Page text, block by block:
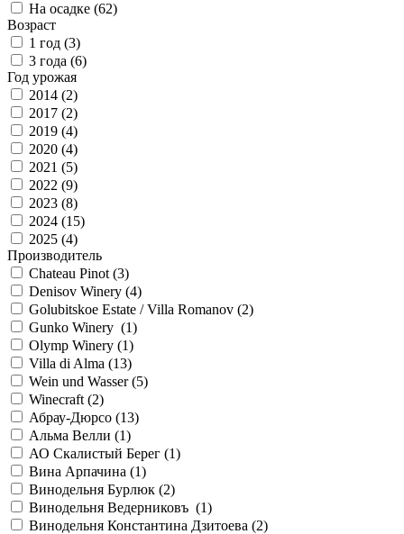
На осадке (62)
Возраст
1 год (3)
3 года (6)
Год урожая
2014 (2)
2017 (2)
2019 (4)
2020 (4)
2021 (5)
2022 (9)
2023 (8)
2024 (15)
2025 (4)
Производитель
Chateau Pinot (3)
Denisov Winery (4)
Golubitskoe Estate / Villa Romanov (2)
Gunko Winery (1)
Olymp Winery (1)
Villa di Alma (13)
Wein und Wasser (5)
Winecraft (2)
Абрау-Дюрсо (13)
Альма Велли (1)
АО Скалистый Берег (1)
Вина Арпачина (1)
Винодельня Бурлюк (2)
Винодельня Ведерниковъ (1)
Винодельня Константина Дзитоева (2)